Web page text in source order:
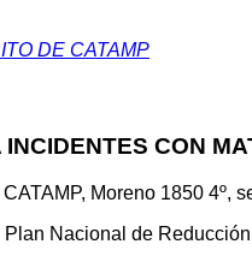
DE CATAMP
CON
Moreno 1850
Nacional de